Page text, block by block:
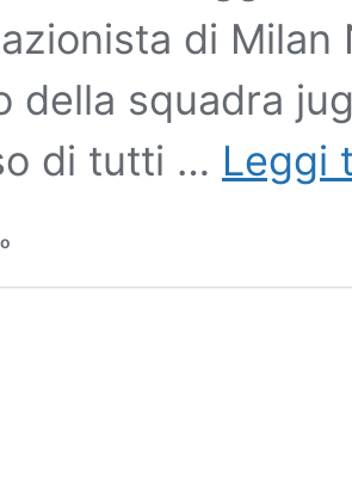
di
della squadra
di tutti … Leggi